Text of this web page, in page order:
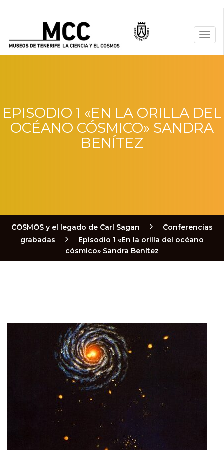
EPISODIO 1 «EN LA ORILLA DEL
OCÉANO CÓSMICO» SANDRA
BENÍTEZ
COSMOS y el legado de Carl Sagan
Conferencias
grabadas
Episodio 1 «En la orilla del océano
cósmico» Sandra Benítez